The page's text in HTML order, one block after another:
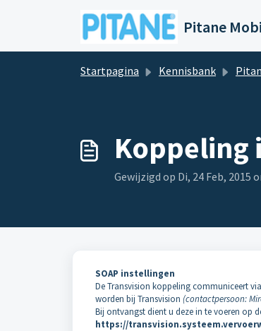
Startpagina Kennisbank Pitane
Koppeling
Gewijzigd op Di, 24 Feb, 2015
SOAP instellingen
De Transvision koppeling communiceert
worden bij Transvision (contactpersoon:
Bij ontvangst dient u deze in te voeren op
https://